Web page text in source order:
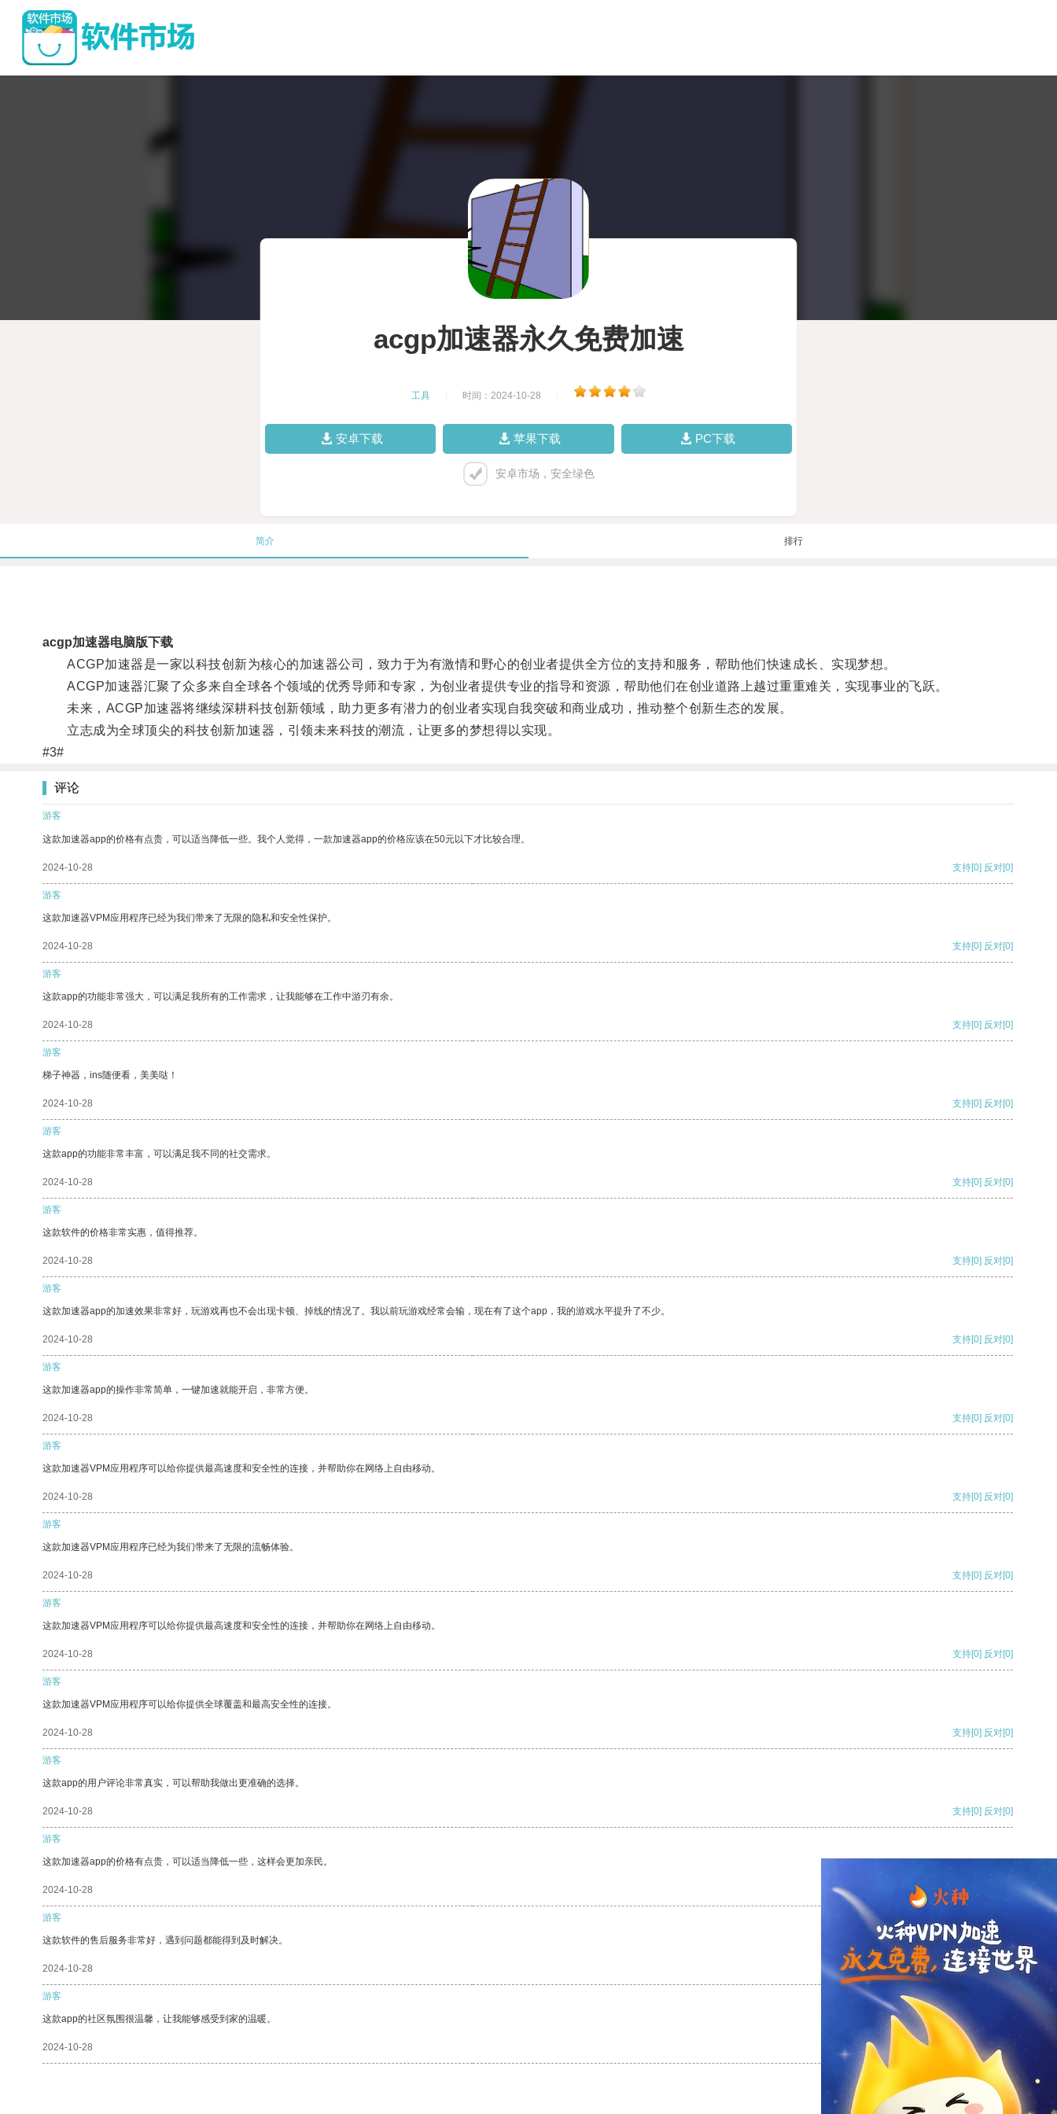
acgp加速器永久免费加速
工具 时间：2024-10-28
安卓下载 苹果下载 PC下载
安卓市场，安全绿色
简介 排行
acgp加速器电脑版下载
ACGP加速器是一家以科技创新为核心的加速器公司，致力于为有激情和野心的创业者提供全方位的支持和服务，帮助他们快速成长、实现梦想。
ACGP加速器汇聚了众多来自全球各个领域的优秀导师和专家，为创业者提供专业的指导和资源，帮助他们在创业道路上越过重重难关，实现事业的飞跃。
未来，ACGP加速器将继续深耕科技创新领域，助力更多有潜力的创业者实现自我突破和商业成功，推动整个创新生态的发展。
立志成为全球顶尖的科技创新加速器，引领未来科技的潮流，让更多的梦想得以实现。
#3#
评论
游客
这款加速器app的价格有点贵，可以适当降低一些。我个人觉得，一款加速器app的价格应该在50元以下才比较合理。
2024-10-28 支持[0] 反对[0]
游客
这款加速器VPM应用程序已经为我们带来了无限的隐私和安全性保护。
2024-10-28 支持[0] 反对[0]
游客
这款app的功能非常强大，可以满足我所有的工作需求，让我能够在工作中游刃有余。
2024-10-28 支持[0] 反对[0]
游客
梯子神器，ins随便看，美美哒！
2024-10-28 支持[0] 反对[0]
游客
这款app的功能非常丰富，可以满足我不同的社交需求。
2024-10-28 支持[0] 反对[0]
游客
这款软件的价格非常实惠，值得推荐。
2024-10-28 支持[0] 反对[0]
游客
这款加速器app的加速效果非常好，玩游戏再也不会出现卡顿、掉线的情况了。我以前玩游戏经常会输，现在有了这个app，我的游戏水平提升了不少。
2024-10-28 支持[0] 反对[0]
游客
这款加速器app的操作非常简单，一键加速就能开启，非常方便。
2024-10-28 支持[0] 反对[0]
游客
这款加速器VPM应用程序可以给你提供最高速度和安全性的连接，并帮助你在网络上自由移动。
2024-10-28 支持[0] 反对[0]
游客
这款加速器VPM应用程序已经为我们带来了无限的流畅体验。
2024-10-28 支持[0] 反对[0]
游客
这款加速器VPM应用程序可以给你提供最高速度和安全性的连接，并帮助你在网络上自由移动。
2024-10-28 支持[0] 反对[0]
游客
这款加速器VPM应用程序可以给你提供全球覆盖和最高安全性的连接。
2024-10-28 支持[0] 反对[0]
游客
这款app的用户评论非常真实，可以帮助我做出更准确的选择。
2024-10-28 支持[0] 反对[0]
游客
这款加速器app的价格有点贵，可以适当降低一些，这样会更加亲民。
2024-10-28 支持
游客
这款软件的售后服务非常好，遇到问题都能得到及时解决。
2024-10-28 支持[0] 反对[0]
游客
这款app的社区氛围很温馨，让我能够感受到家的温暖。
2024-10-28 支持[0] 反对[0]